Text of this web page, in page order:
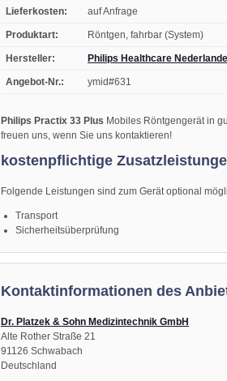
Lieferkosten: auf Anfrage
Produktart: Röntgen, fahrbar (System)
Hersteller: Philips Healthcare Nederlande
Angebot-Nr.: ymid#631
Philips Practix 33 Plus Mobiles Röntgengerät in
freuen uns, wenn Sie uns kontaktieren!
kostenpflichtige
Folgende Leistungen sind zum Gerät optional
Transport
Sicherheitsüberprüfung
Kontaktinformationen des
Dr. Platzek & Sohn Medizintechnik GmbH
Alte Rother Straße 21
91126 Schwabach
Deutschland